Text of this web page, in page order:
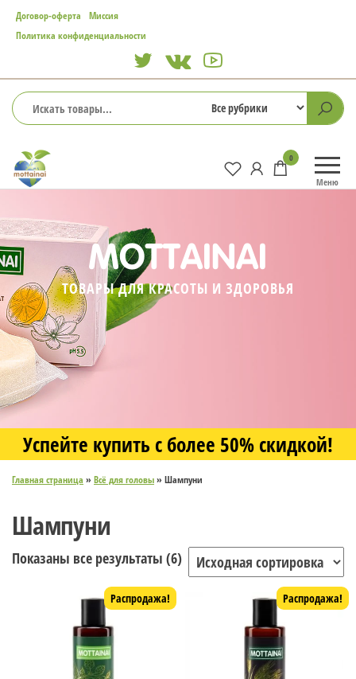
Перейти
Договор-оферта
Миссия
Политика конфиденциальности
Меню
0
MOTTAINAI
ТОВАРЫ ДЛЯ КРАСОТЫ И ЗДОРОВЬЯ
Успейте купить с более 50% скидкой!
Главная страница » Всё для головы» Шампуни
Шампуни
Показаны все результаты (6)
Распродажа! Распродажа!